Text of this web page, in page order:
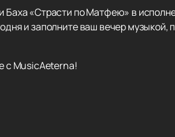
Баха «Страсти по Матфею» в
и заполните ваш вечер музыкой,
с MusicAeterna!